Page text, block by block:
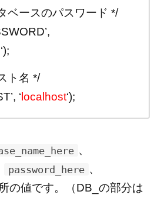
ベースのパスワード */
‘);
ト名 */
‘ localhost‘);
、
password_here 、
の値です。（DB_の部分は